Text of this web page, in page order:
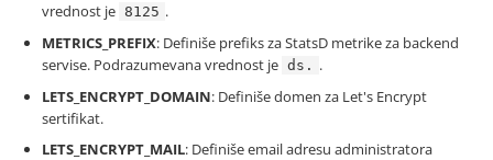
vrednost je 8125 .
METRICS_PREFIX: Definiše prefiks za StatsD metrike za backend
servise. Podrazumevana vrednost je ds. .
LETS_ENCRYPT_DOMAIN: Definiše domen za Let's Encrypt
sertifikat.
LETS_ENCRYPT_MAIL: Definiše email adresu administratora